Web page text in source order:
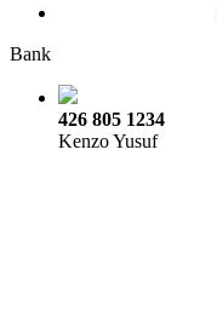
Bank
426 805 1234
Kenzo Yusuf